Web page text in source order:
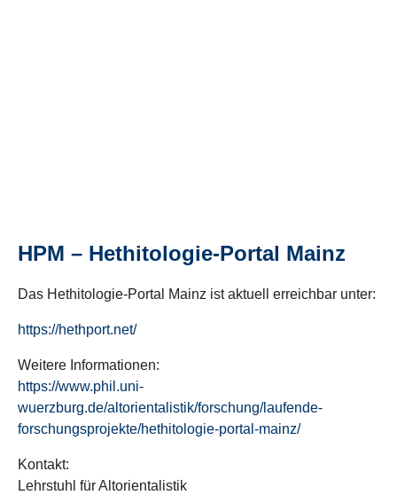
HPM – Hethitologie-Portal Mainz
Das Hethitologie-Portal Mainz ist aktuell erreichbar unter:
https://hethport.net/
Weitere Informationen:
https://www.phil.uni-
wuerzburg.de/altorientalistik/forschung/laufende-
forschungsprojekte/hethitologie-portal-mainz/
Kontakt:
Lehrstuhl für Altorientalistik